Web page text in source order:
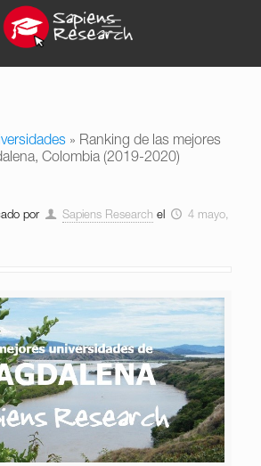
» Ranking de las mejores
Colombia (2019-2020)
por Sapiens Research el
4 mayo,